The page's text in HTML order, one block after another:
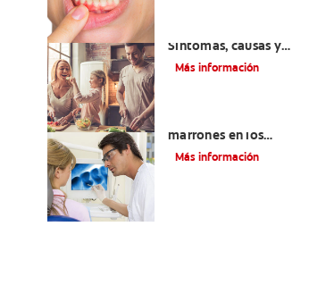
Síntomas, causas y
tratamiento
Más información
marrones en los
dientes
Más información